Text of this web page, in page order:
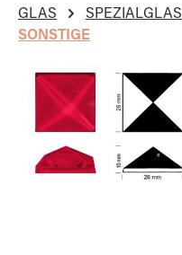
GLAS SPEZIALGLAS
SONSTIGE